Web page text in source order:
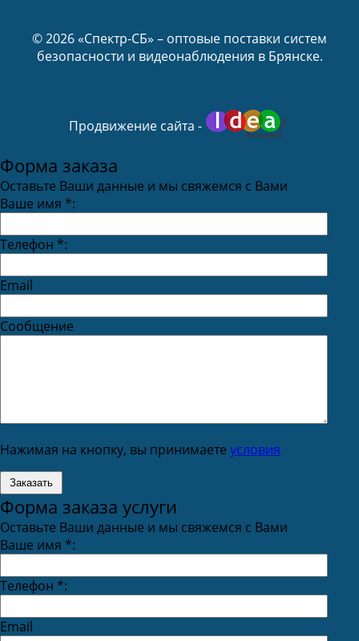
© 2026 «Спектр-СБ» – оптовые поставки систем
безопасности и видеонаблюдения в Брянске.
Продвижение сайта -
Форма заказа
Оставьте Ваши данные и мы свяжемся с Вами
Ваше имя *:
Телефон *:
Email
Сообщение
Нажимая на кнопку, вы принимаете условия
Форма заказа услуги
Оставьте Ваши данные и мы свяжемся с Вами
Ваше имя *:
Телефон *:
Email